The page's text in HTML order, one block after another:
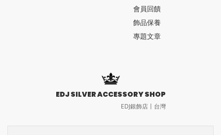
會員回饋
飾品保養
專題文章
EDJ SILVER ACCESSORY SHOP
EDJ銀飾店〡台灣